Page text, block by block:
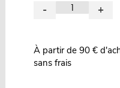
- +
À partir de 90 €
sans frais